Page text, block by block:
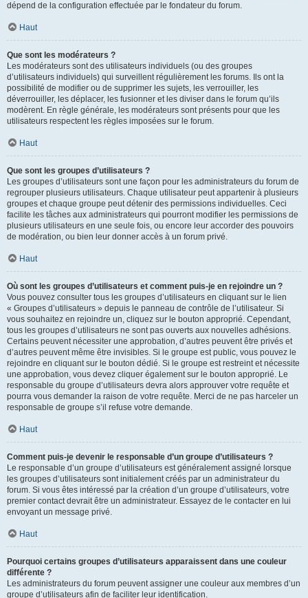
dépend de la configuration effectuée par le fondateur du forum.
Haut
Que sont les modérateurs ?
Les modérateurs sont des utilisateurs individuels (ou des groupes
d’utilisateurs individuels) qui surveillent régulièrement les forums. Ils ont la
possibilité de modifier ou de supprimer les sujets, les verrouiller, les
déverrouiller, les déplacer, les fusionner et les diviser dans le forum qu’ils
modèrent. En règle générale, les modérateurs sont présents pour que les
utilisateurs respectent les règles imposées sur le forum.
Haut
Que sont les groupes d’utilisateurs ?
Les groupes d’utilisateurs sont une façon pour les administrateurs du forum de
regrouper plusieurs utilisateurs. Chaque utilisateur peut appartenir à plusieurs
groupes et chaque groupe peut détenir des permissions individuelles. Ceci
facilite les tâches aux administrateurs qui pourront modifier les permissions de
plusieurs utilisateurs en une seule fois, ou encore leur accorder des pouvoirs
de modération, ou bien leur donner accès à un forum privé.
Haut
Où sont les groupes d’utilisateurs et comment puis-je en rejoindre un ?
Vous pouvez consulter tous les groupes d’utilisateurs en cliquant sur le lien
« Groupes d’utilisateurs » depuis le panneau de contrôle de l’utilisateur. Si
vous souhaitez en rejoindre un, cliquez sur le bouton approprié. Cependant,
tous les groupes d’utilisateurs ne sont pas ouverts aux nouvelles adhésions.
Certains peuvent nécessiter une approbation, d’autres peuvent être privés et
d’autres peuvent même être invisibles. Si le groupe est public, vous pouvez le
rejoindre en cliquant sur le bouton dédié. Si le groupe est restreint et nécessite
une approbation, vous devez cliquer également sur le bouton approprié. Le
responsable du groupe d’utilisateurs devra alors approuver votre requête et
pourra vous demander la raison de votre requête. Merci de ne pas harceler un
responsable de groupe s’il refuse votre demande.
Haut
Comment puis-je devenir le responsable d’un groupe d’utilisateurs ?
Le responsable d’un groupe d’utilisateurs est généralement assigné lorsque
les groupes d’utilisateurs sont initialement créés par un administrateur du
forum. Si vous êtes intéressé par la création d’un groupe d’utilisateurs, votre
premier contact devrait être un administrateur. Essayez de le contacter en lui
envoyant un message privé.
Haut
Pourquoi certains groupes d’utilisateurs apparaissent dans une couleur
différente ?
Les administrateurs du forum peuvent assigner une couleur aux membres d’un
groupe d’utilisateurs afin de faciliter leur identification.